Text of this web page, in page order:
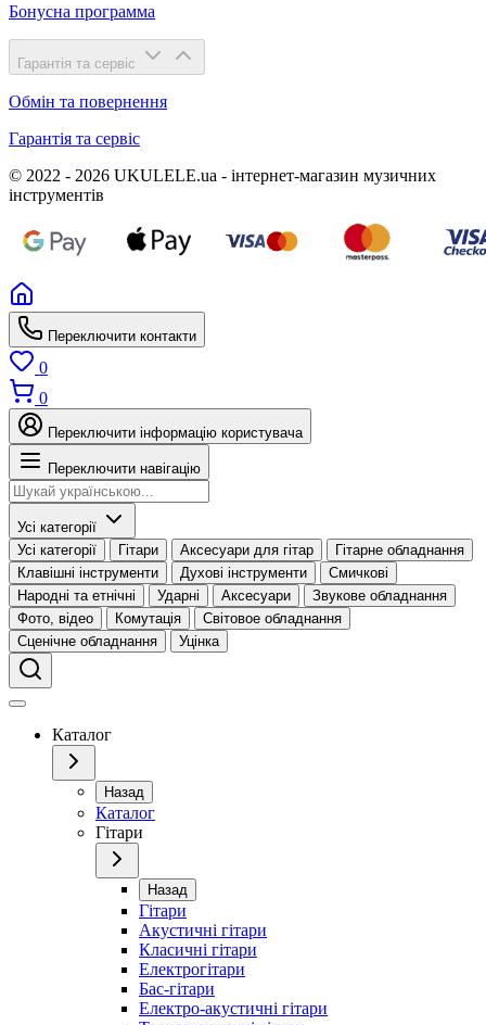
Бонусна программа
Гарантія та сервіс
Обмін та повернення
Гарантія та сервіс
© 2022 - 2026 UKULELE.ua - інтернет-магазин музичних
інструментів
Переключити контакти
0
0
Переключити інформацію користувача
Переключити навігацію
Усі категорії
Усі категорії
Гітари Аксесуари для гітар
Гітарне обладнання
Клавішні інструменти
Духові інструменти
Смичкові
Народні та етнічні
Ударні Аксесуари
Звукове обладнання
Фото, відео
Комутація
Світовое обладнання
Сценічне обладнання
Уцінка
Каталог
Назад
Каталог
Гітари
Назад
Гітари
Акустичні гітари
Класичні гітари
Електрогітари
Бас-гітари
Електро-акустичні гітари